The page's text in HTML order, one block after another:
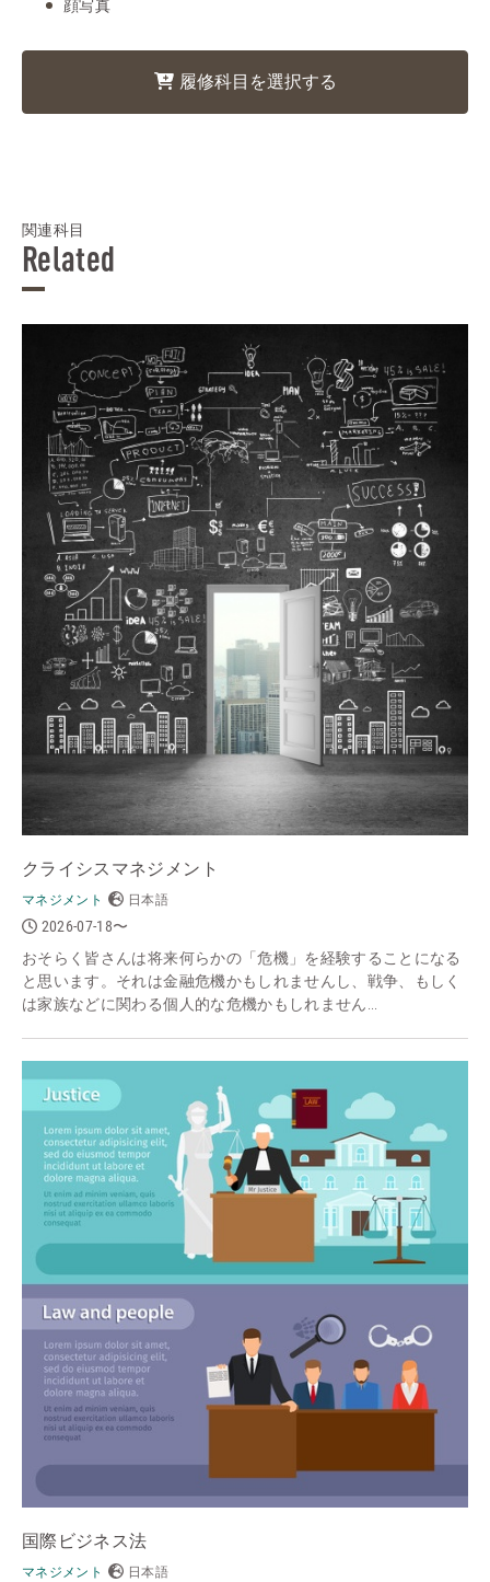
顔写真
履修科目を選択する
関連科目
Related
クライシスマネジメント
マネジメント 日本語
2026-07-18〜
おそらく皆さんは将来何らかの「危機」を経験することになる
と思います。それは金融危機かもしれませんし、戦争、もしく
は家族などに関わる個人的な危機かもしれません...
国際ビジネス法
マネジメント 日本語